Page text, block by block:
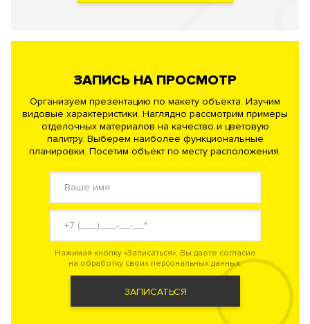
ЗАПИСЬ НА ПРОСМОТР
Организуем презентацию по макету объекта. Изучим
видовые характеристики. Наглядно рассмотрим примеры
отделочных материалов на качество и цветовую
палитру. Выберем наиболее функциональные
планировки. Посетим объект по месту расположения.
Нажимая кнопку «Записаться», Вы даете согласие
на обработку своих персональных данных.
ЗАПИСАТЬСЯ